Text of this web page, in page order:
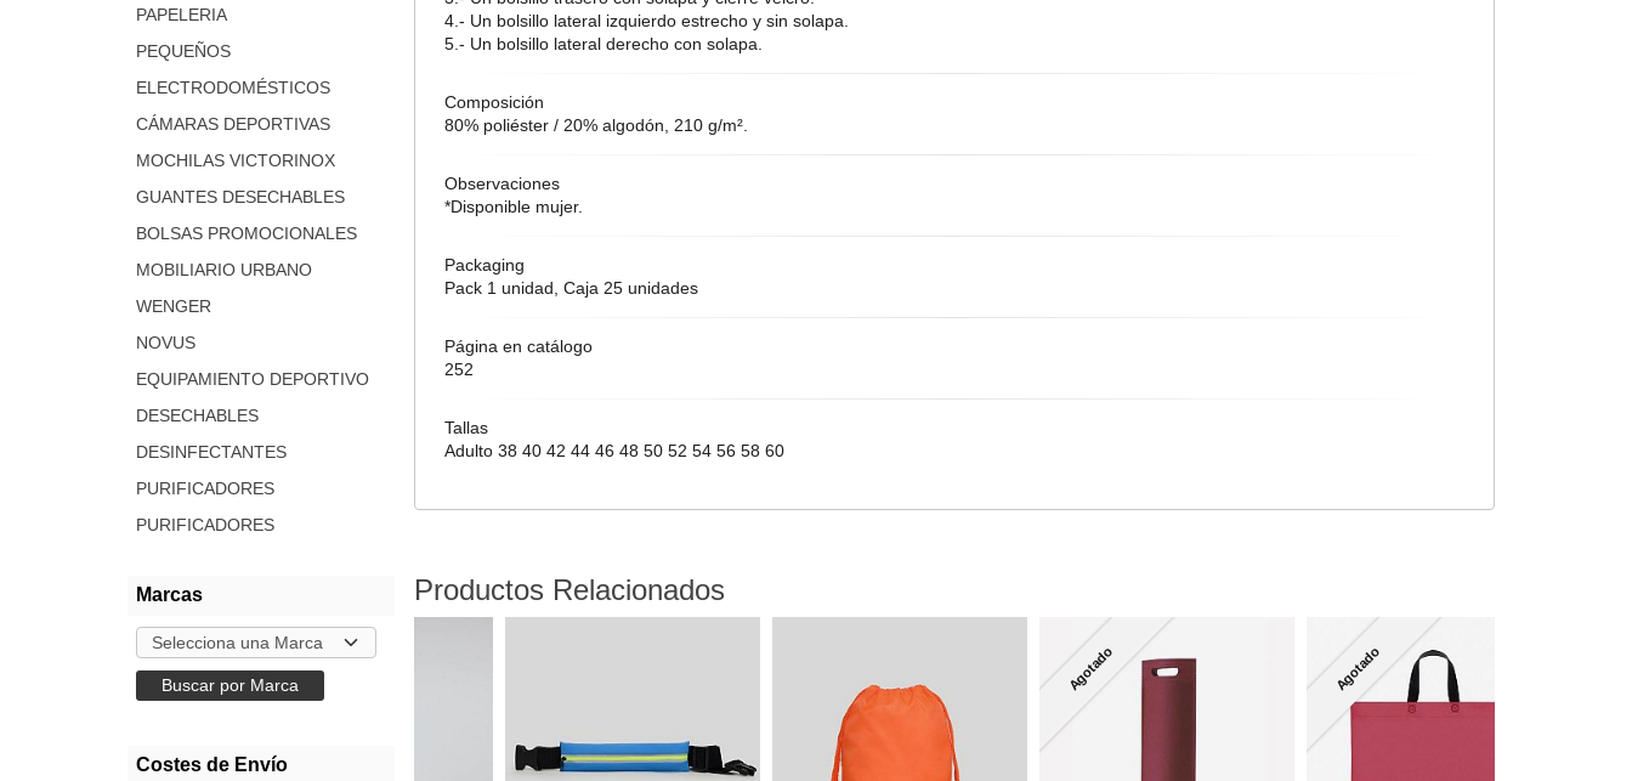
PAPELERIA
PEQUEÑOS
ELECTRODOMÉSTICOS
CÁMARAS DEPORTIVAS
MOCHILAS VICTORINOX
GUANTES DESECHABLES
BOLSAS PROMOCIONALES
MOBILIARIO URBANO
WENGER
NOVUS
EQUIPAMIENTO DEPORTIVO
DESECHABLES
DESINFECTANTES
PURIFICADORES
PURIFICADORES
Marcas
Costes de Envío
4.- Un bolsillo lateral izquierdo estrecho y sin solapa.
5.- Un bolsillo lateral derecho con solapa.
Composición
80% poliéster / 20% algodón, 210 g/m².
Observaciones
*Disponible mujer.
Packaging
Pack 1 unidad, Caja 25 unidades
Página en catálogo
252
Tallas
Adulto 38 40 42 44 46 48 50 52 54 56 58 60
Productos Relacionados
Agotado Agotado